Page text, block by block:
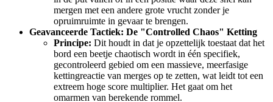
mergen met een andere grote vrucht zonder je
opruimruimte in gevaar te brengen.
Geavanceerde Tactiek: De "Controlled Chaos" Ketting
Principe: Dit houdt in dat je opzettelijk toestaat dat het
bord een beetje chaotisch wordt in één specifiek,
gecontroleerd gebied om een massieve, meerfasige
kettingreactie van merges op te zetten, wat leidt tot een
extreem hoge score multiplier. Het gaat om het
omarmen van berekende rommel.